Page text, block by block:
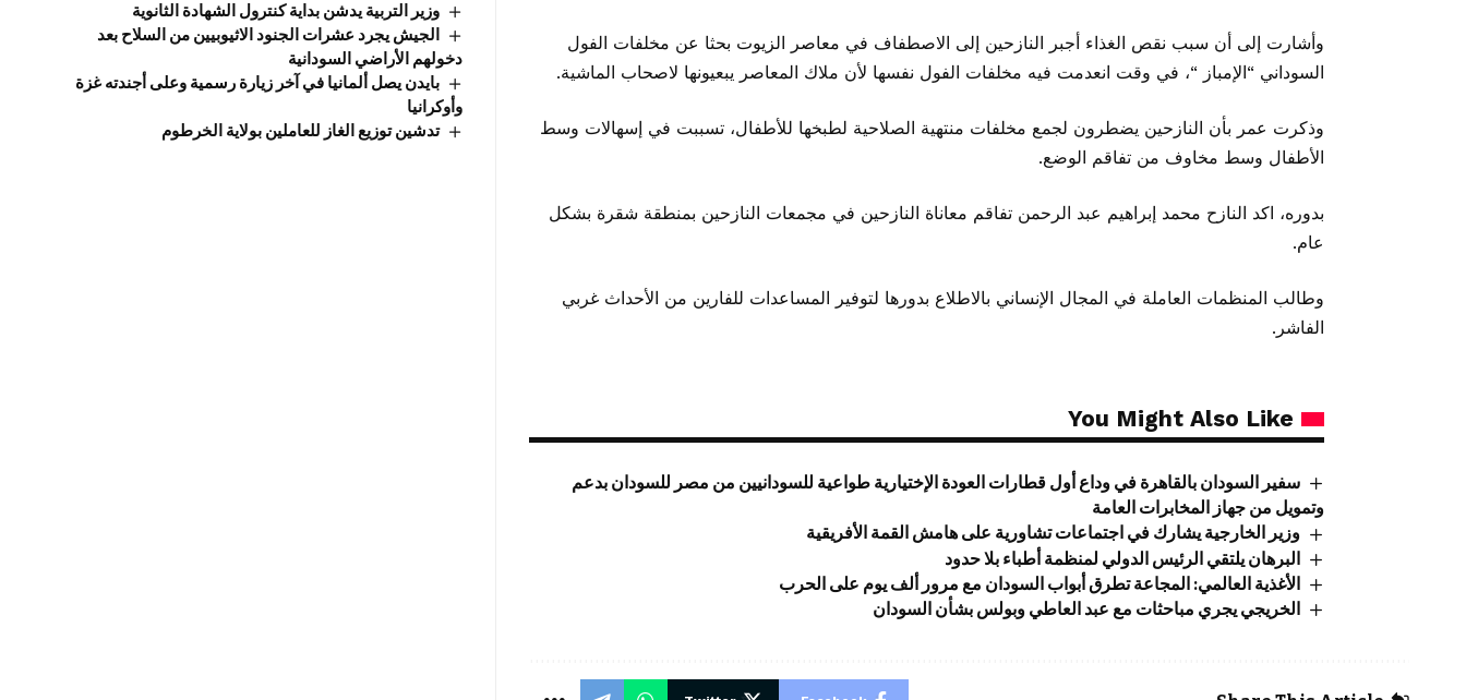
وأشارت إلى أن سبب نقص الغذاء أجبر النازحين إلى الاصطفاف في معاصر الزيوت بحثا عن مخلفات الفول
السوداني “الإمباز “، في وقت انعدمت فيه مخلفات الفول نفسها لأن ملاك المعاصر يبعيونها لاصحاب الماشية.
وذكرت عمر بأن النازحين يضطرون لجمع مخلفات منتهية الصلاحية لطبخها للأطفال، تسببت في إسهالات وسط
الأطفال وسط مخاوف من تفاقم الوضع.
بدوره، اكد النازح محمد إبراهيم عبد الرحمن تفاقم معاناة النازحين في مجمعات النازحين بمنطقة شقرة بشكل
عام.
وطالب المنظمات العاملة في المجال الإنساني بالاطلاع بدورها لتوفير المساعدات للفارين من الأحداث غربي
الفاشر.
You Might Also Like
سفير السودان بالقاهرة في وداع أول قطارات العودة الإختيارية طواعية للسودانيين من مصر للسودان بدعم
وتمويل من جهاز المخابرات العامة
وزير الخارجية يشارك في اجتماعات تشاورية على هامش القمة الأفريقية
البرهان يلتقي الرئيس الدولي لمنظمة أطباء بلا حدود
الأغذية العالمي: المجاعة تطرق أبواب السودان مع مرور ألف يوم على الحرب
الخريجي يجري مباحثات مع عبد العاطي وبولس بشأن السودان
وزير التربية يدشن بداية كنترول الشهادة الثانوية
الجيش يجرد عشرات الجنود الاثيوبيين من السلاح بعد
دخولهم الأراضي السودانية
بايدن يصل ألمانيا في آخر زيارة رسمية وعلى أجندته غزة
وأوكرانيا
تدشين توزيع الغاز للعاملين بولاية الخرطوم